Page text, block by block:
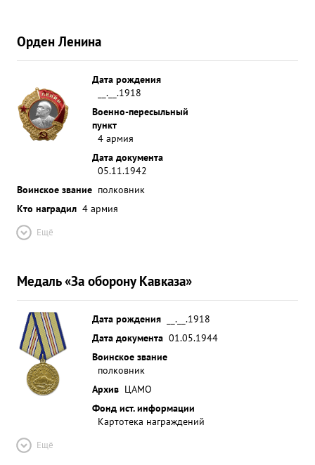
Орден Ленина
Дата рождения
__.__.1918
Военно-пересыльный
пункт
4 армия
Дата документа
05.11.1942
Воинское звание полковник
Кто наградил 4 армия
Ещё
Медаль «За оборону Кавказа»
Дата рождения
__.__.1918
Дата документа 01.05.1944
Воинское звание
полковник
Архив ЦАМО
Фонд ист. информации
Картотека награждений
Ещё